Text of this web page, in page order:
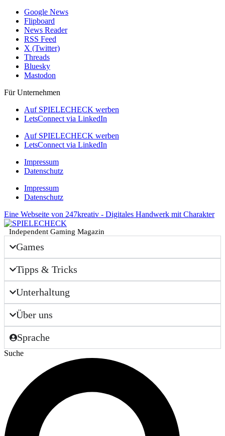
Google News
Flipboard
News Reader
RSS Feed
X (Twitter)
Threads
Bluesky
Mastodon
Für Unternehmen
Auf SPIELECHECK werben
LetsConnect via LinkedIn
Auf SPIELECHECK werben
LetsConnect via LinkedIn
Impressum
Datenschutz
Impressum
Datenschutz
Eine Webseite von 247kreativ - Digitales Handwerk mit Charakter
Independent Gaming Magazin
Games
Tipps & Tricks
Unterhaltung
Über uns
Sprache
Suche